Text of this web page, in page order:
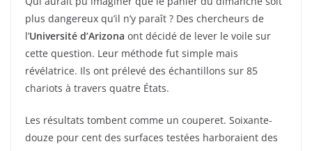
plus dangereux qu’il n’y paraît ? Des chercheurs de
l’Université d’Arizona ont décidé de lever le voile sur
cette question. Leur méthode fut simple mais
révélatrice. Ils ont prélevé des échantillons sur 85
chariots à travers quatre États.
Les résultats tombent comme un couperet. Soixante-
douze pour cent des surfaces testées harboraient des